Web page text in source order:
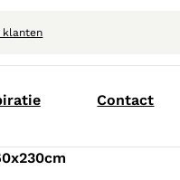
klanten
Contact